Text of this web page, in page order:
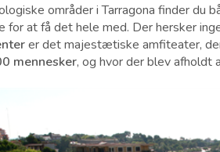
områder i Tarragona finder du
for at få det hele med. Der hersker
er det majestætiske amfiteater,
mennesker, og hvor der blev afholdt